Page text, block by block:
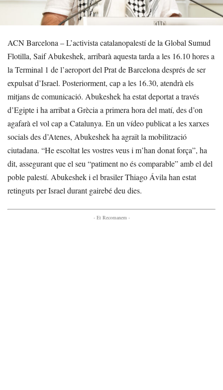
ACN Barcelona – L’activista catalanopalestí de la Global Sumud
Flotilla, Saif Abukeshek, arribarà aquesta tarda a les 16.10 hores a
la Terminal 1 de l’aeroport del Prat de Barcelona després de ser
expulsat d’Israel. Posteriorment, cap a les 16.30, atendrà els
mitjans de comunicació. Abukeshek ha estat deportat a través
d’Egipte i ha arribat a Grècia a primera hora del matí, des d’on
agafarà el vol cap a Catalunya. En un vídeo publicat a les xarxes
socials des d’Atenes, Abukeshek ha agraït la mobilització
ciutadana. “He escoltat les vostres veus i m’han donat força”, ha
dit, assegurant que el seu “patiment no és comparable” amb el del
poble palestí. Abukeshek i el brasiler Thiago Ávila han estat
retinguts per Israel durant gairebé deu dies.
- Et Recomanem -